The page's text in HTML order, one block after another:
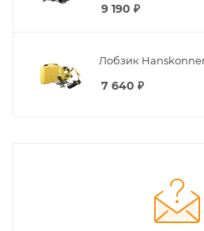
9 190 ₽
Лобзик Hanskonner
7 640 ₽